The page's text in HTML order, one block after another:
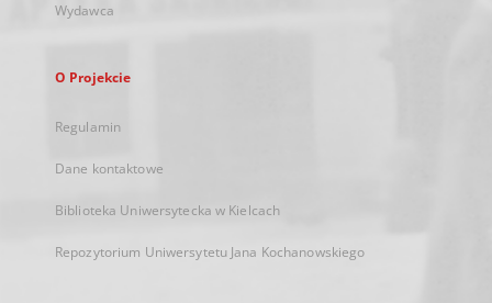
Wydawca
O Projekcie
Regulamin
Dane kontaktowe
Biblioteka Uniwersytecka w Kielcach
Repozytorium Uniwersytetu Jana Kochanowskiego